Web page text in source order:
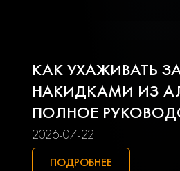
Seat
Smart
Subaru
КАК УХАЖИВАТЬ
НАКИДКАМИ ИЗ
ПОЛНОЕ
2026-07-22
ПОДРОБНЕЕ